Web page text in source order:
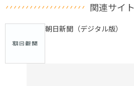
関連サイト
朝日新聞（デジタル版）